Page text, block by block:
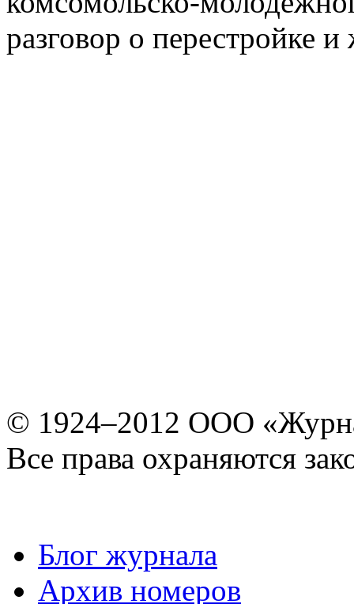
разговор о перестройке
© 1924–2012 ООО
Все права охраняются
Блог журнала
Архив номеров